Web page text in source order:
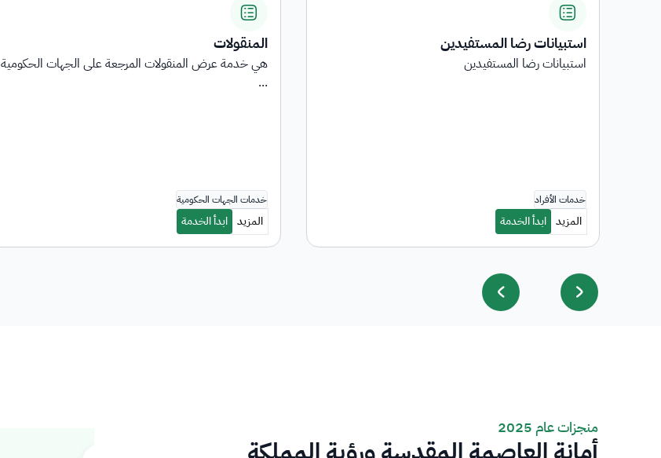
استبيانات رضا المستفيدين
استبيانات رضا المستفيدين
المنقولات
هي خدمة عرض المنقولات المرجعة على الجهات الحكومية
...
منجزات عام 2025